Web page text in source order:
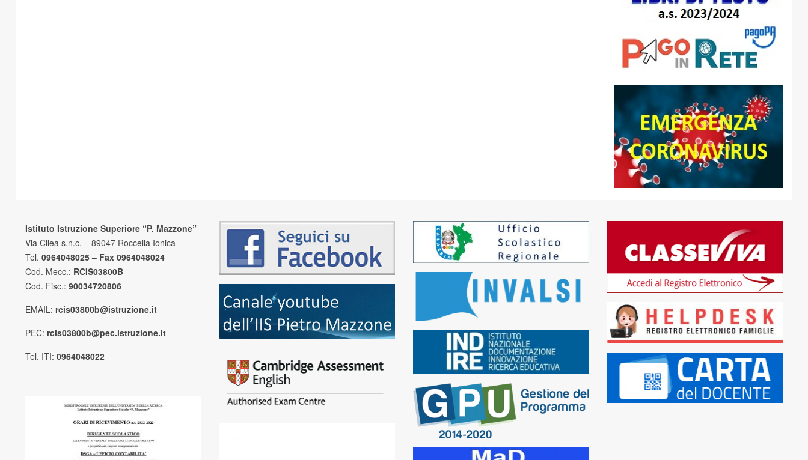
Istituto Istruzione Superiore “P. Mazzone”
Via Cilea s.n.c. – 89047 Roccella Ionica
Tel. 0964048025 – Fax 0964048024
Cod. Mecc.: RCIS03800B
Cod. Fisc.: 90034720806
EMAIL: rcis03800b@istruzione.it
PEC: rcis03800b@pec.istruzione.it
Tel. ITI: 0964048022
————————————————————